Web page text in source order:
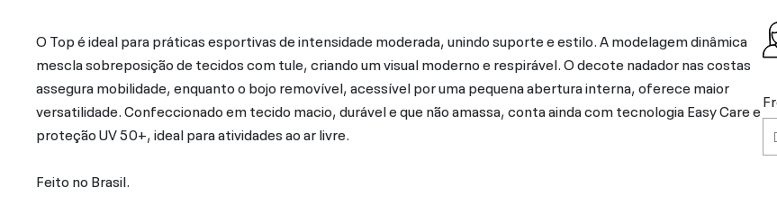
O Top é ideal para práticas esportivas de intensidade moderada, unindo suporte e estilo. A modelagem dinâmica
mescla sobreposição de tecidos com tule, criando um visual moderno e respirável. O decote nadador nas costas
assegura mobilidade, enquanto o bojo removível, acessível por uma pequena abertura interna, oferece maior
versatilidade. Confeccionado em tecido macio, durável e que não amassa, conta ainda com tecnologia Easy Care e
proteção UV 50+, ideal para atividades ao ar livre.
Feito no Brasil.